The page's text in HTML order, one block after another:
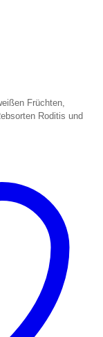
Früchten,
Roditis und